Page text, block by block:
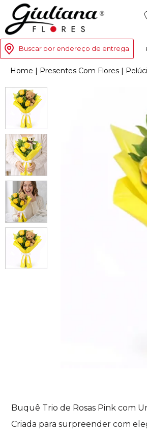
Buscar por endereço de entrega
Home | Presentes Com Flores |
Buquê Trio de Rosas Pink com
Criada para surpreender com